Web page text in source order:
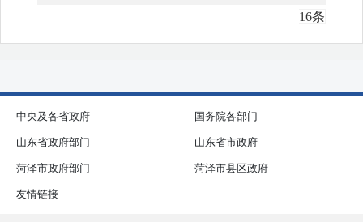
16条
中央及各省政府 国务院各部门
山东省政府部门 山东省市政府
菏泽市政府部门 菏泽市县区政府
友情链接